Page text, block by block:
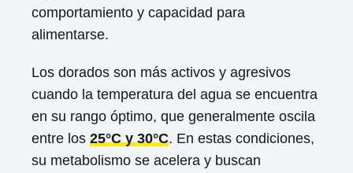
comportamiento y capacidad para
alimentarse.
Los dorados son más activos y agresivos
cuando la temperatura del agua se encuentra
en su rango óptimo, que generalmente oscila
entre los 25°C y 30°C. En estas condiciones,
su metabolismo se acelera y buscan